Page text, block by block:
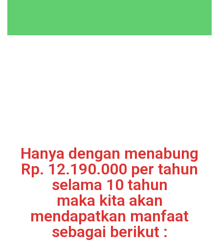
Hanya dengan menabung
Rp. 12.190.000 per tahun
selama 10 tahun
maka kita akan
mendapatkan manfaat
sebagai berikut :